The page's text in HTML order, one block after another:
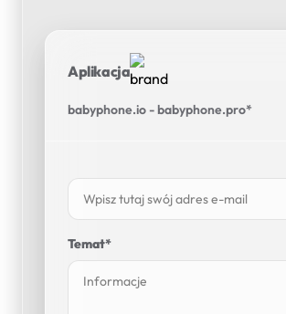
Aplikacja
babyphone.io - babyphone.pro*
Temat*